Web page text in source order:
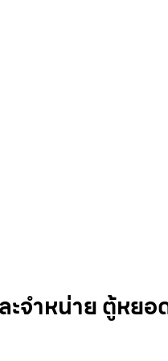
จำหน่าย ตู้หยอ